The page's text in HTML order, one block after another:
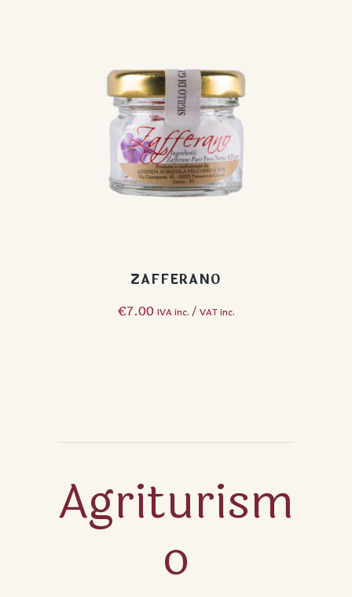
ZAFFERANO
€7.00 IVA inc. / VAT inc.
Agriturism
o